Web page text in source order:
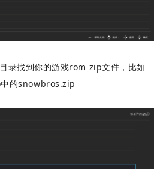
录找到你的游戏rom zip文件，比如
的snowbros.zip